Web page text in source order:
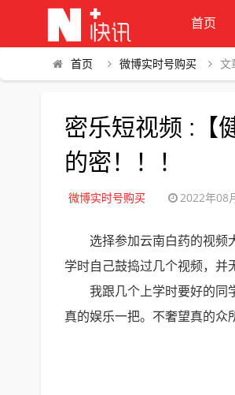
首页
首页 微博实时号购买 文
密乐短视频 :【
的密！！！
微博实时号购买 2022年08
选择参加云南白药的视频
学时自己鼓捣过几个视频，并
我跟几个上学时要好的同
真的娱乐一把。不奢望真的众